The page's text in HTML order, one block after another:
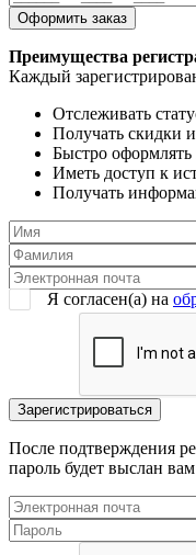
Преимущества
Каждый
Отслеживать
Получать скидки
Быстро оформлять
Иметь доступ к
Получать
Я согласен(a) на
После подтверждения
пароль будет выслан